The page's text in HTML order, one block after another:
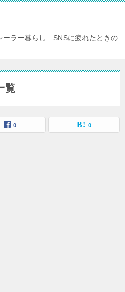
ーラー暮らし SNSに疲れたときの
覧
0 0